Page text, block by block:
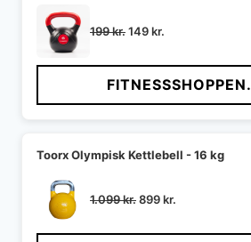
199kr.Den
pris
var:
199 kr..
149kr.
pris
er:
149 kr..
Toorx Olympisk Kettlebell - 16 kg
1.099kr.Den
pris
899kr.
pris